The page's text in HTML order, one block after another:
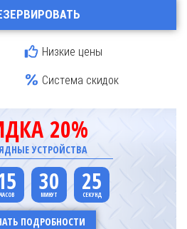
Низкие цены
Система скидок
20%
УСТРОЙСТВА
30 25
ПОДРОБНОСТИ